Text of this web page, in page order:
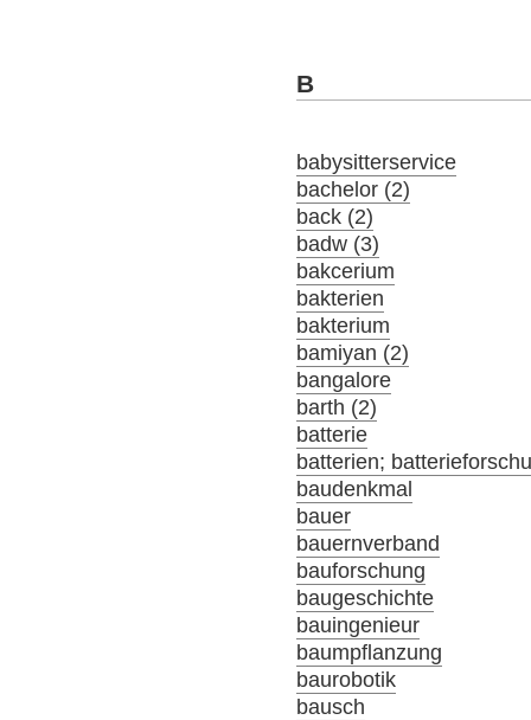
B
babysitterservice
bachelor (2)
back (2)
badw (3)
bakcerium
bakterien
bakterium
bamiyan (2)
bangalore
barth (2)
batterie
batterien;
baudenkmal
bauer
bauernverband
bauforschung
baugeschichte
bauingenieur
baumpflanzung
baurobotik
bausch